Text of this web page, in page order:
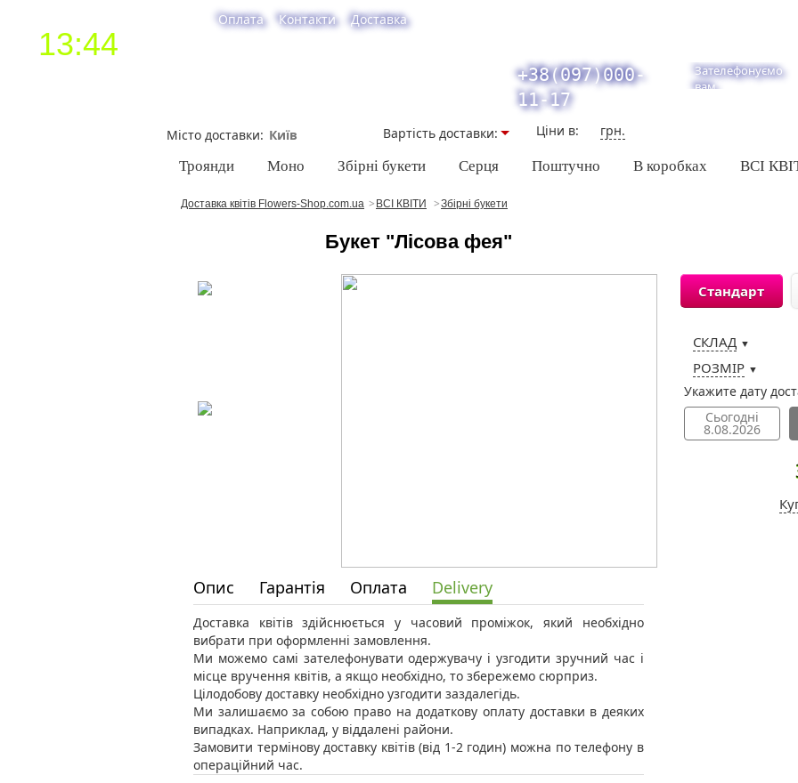
13:44
Оплата Контакти Доставка
+38(097)000-
11-17
Зателефонуємо
вам
Місто доставки Вартiсть доставки: Ціни в: грн.
Троянди Моно Збірні букети Серця Поштучно В коробках ВСІ
Доставка квітів Flowers-Shop.com.ua ВСІ КВІТИ Збірні букети
Букет "Лісова фея"
Опис Гарантія Оплата Delivery
Доставка квітів здійснюється у часовий проміжок, який необхідно
вибрати при оформленні замовлення.
Ми можемо самі зателефонувати одержувачу і узгодити зручний час і
місце вручення квітів, а якщо необхідно, то збережемо сюрприз.
Цілодобову доставку необхідно узгодити заздалегідь.
Ми залишаємо за собою право на додаткову оплату доставки в деяких
випадках. Наприклад, у віддалені райони.
Замовити термінову доставку квітів (від 1-2 годин) можна по телефону в
операційний час.
Стандарт
СКЛАД ▼
РОЗМІР ▼
Укажите дату
Сьогодні
8.08.2026